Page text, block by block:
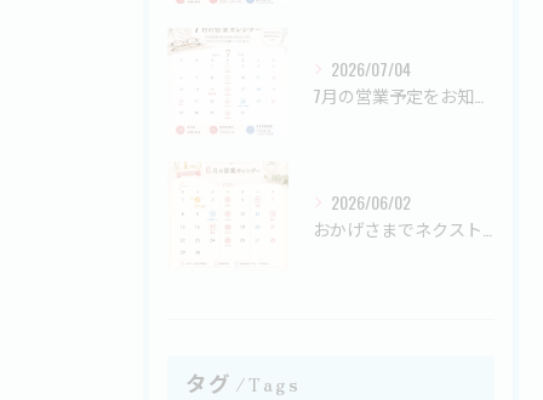
2026/07/04
7月の営業予定をお知らせします📅
2026/06/02
おかげさまでネクストメガネは
タグ Tags